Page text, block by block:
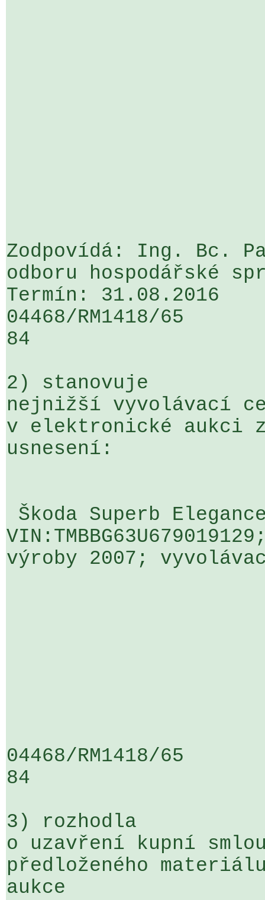
Zodpovídá: Ing. Bc.
odboru hospodářské
Termín: 31.08.2016
04468/RM1418/
84
2) stanovuje
nejnižší vyvolávací
v elektronické aukci
usnesení:
výroby 2007;
04468/RM1418/
84
3) rozhodla
o uzavření kupní
předloženého
aukce